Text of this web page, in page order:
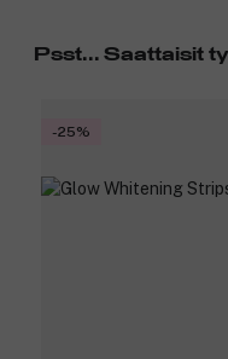
Psst... Saattaisit
-25%